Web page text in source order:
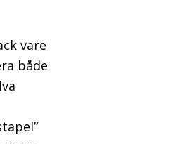
vare
både